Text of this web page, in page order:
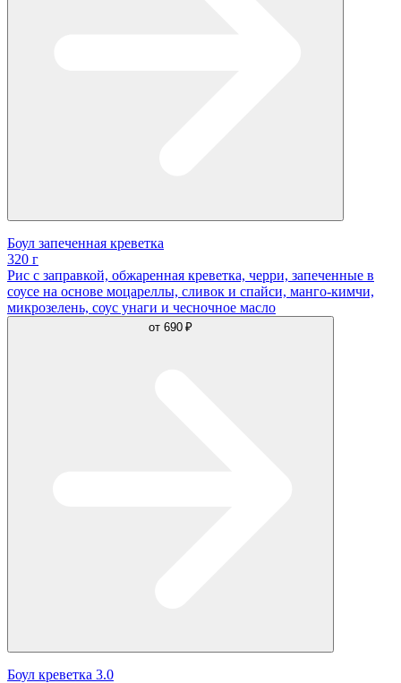
Боул запеченная креветка
320 г
Рис с заправкой, обжаренная креветка, черри, запеченные в
соусе на основе моцареллы, сливок и спайси, манго-кимчи,
микрозелень, соус унаги и чесночное масло
от 690 ₽
Боул креветка 3.0